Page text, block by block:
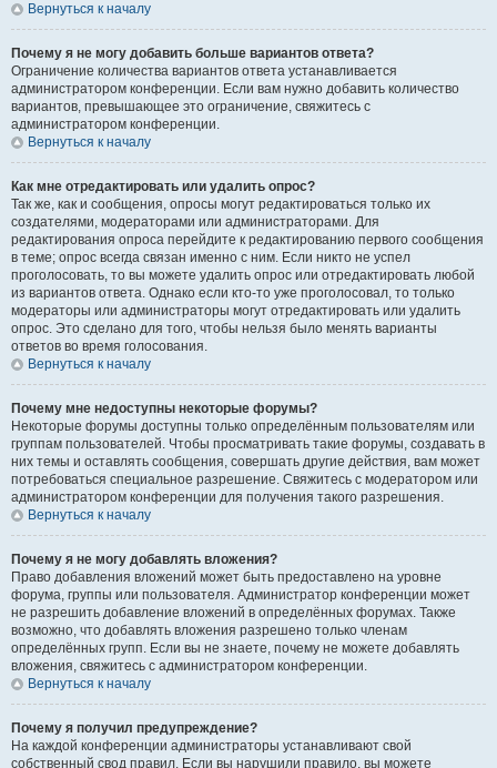
Вернуться к началу
Почему я не могу добавить больше вариантов ответа?
Ограничение количества вариантов ответа устанавливается
администратором конференции. Если вам нужно добавить количество
вариантов, превышающее это ограничение, свяжитесь с
администратором конференции.
Вернуться к началу
Как мне отредактировать или удалить опрос?
Так же, как и сообщения, опросы могут редактироваться только их
создателями, модераторами или администраторами. Для
редактирования опроса перейдите к редактированию первого сообщения
в теме; опрос всегда связан именно с ним. Если никто не успел
проголосовать, то вы можете удалить опрос или отредактировать любой
из вариантов ответа. Однако если кто-то уже проголосовал, то только
модераторы или администраторы могут отредактировать или удалить
опрос. Это сделано для того, чтобы нельзя было менять варианты
ответов во время голосования.
Вернуться к началу
Почему мне недоступны некоторые форумы?
Некоторые форумы доступны только определённым пользователям или
группам пользователей. Чтобы просматривать такие форумы, создавать в
них темы и оставлять сообщения, совершать другие действия, вам может
потребоваться специальное разрешение. Свяжитесь с модератором или
администратором конференции для получения такого разрешения.
Вернуться к началу
Почему я не могу добавлять вложения?
Право добавления вложений может быть предоставлено на уровне
форума, группы или пользователя. Администратор конференции может
не разрешить добавление вложений в определённых форумах. Также
возможно, что добавлять вложения разрешено только членам
определённых групп. Если вы не знаете, почему не можете добавлять
вложения, свяжитесь с администратором конференции.
Вернуться к началу
Почему я получил предупреждение?
На каждой конференции администраторы устанавливают свой
собственный свод правил. Если вы нарушили правило, вы можете